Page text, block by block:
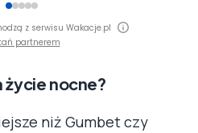
z serwisu Wakacje.pl
partnerem
życie nocne?
niż Gumbet czy